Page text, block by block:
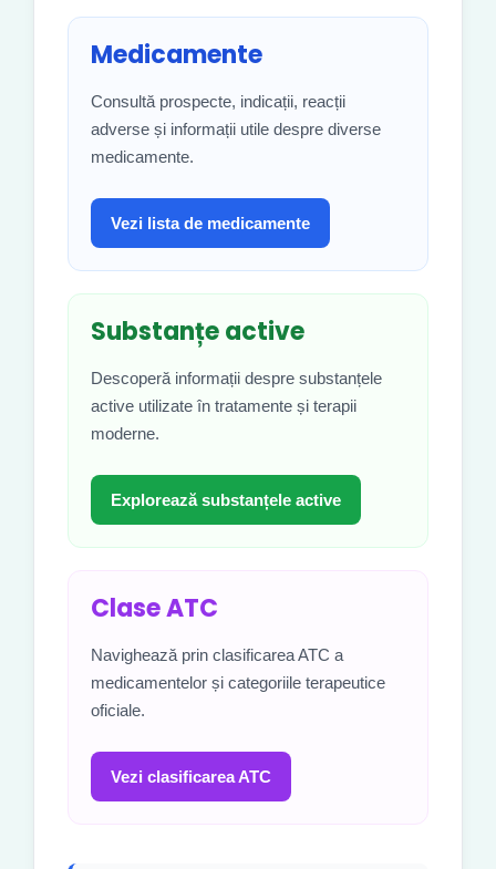
Medicamente
Consultă prospecte, indicații, reacții
adverse și informații utile despre diverse
medicamente.
Vezi lista de medicamente
Substanțe active
Descoperă informații despre substanțele
active utilizate în tratamente și terapii
moderne.
Explorează substanțele active
Clase ATC
Navighează prin clasificarea ATC a
medicamentelor și categoriile terapeutice
oficiale.
Vezi clasificarea ATC